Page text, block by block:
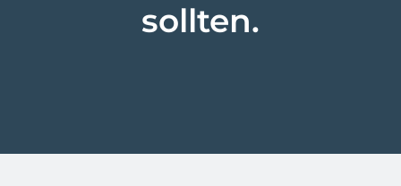
sollten.